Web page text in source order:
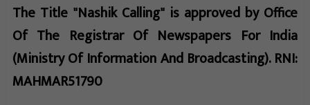
The Title "Nashik Calling" is approved by Office
Of The Registrar Of Newspapers For India
(Ministry Of Information And Broadcasting). RNI:
MAHMAR51790